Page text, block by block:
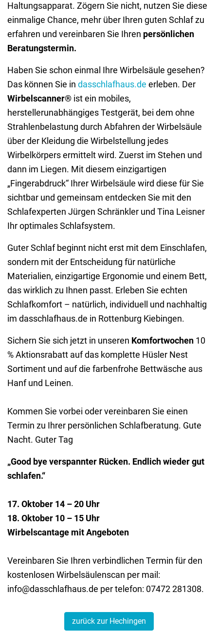
Haltungsapparat. Zögern Sie nicht, nutzen Sie diese
einmalige Chance, mehr über Ihren guten Schlaf zu
erfahren und vereinbaren Sie Ihren persönlichen
Beratungstermin.
Haben Sie schon einmal Ihre Wirbelsäule gesehen?
Das können Sie in dasschlafhaus.de erleben. Der
Wirbelscanner® ist ein mobiles,
herstellerunabhängiges Testgerät, bei dem ohne
Strahlenbelastung durch Abfahren der Wirbelsäule
über der Kleidung die Wirbelstellung jedes
Wirbelkörpers ermittelt wird. Zuerst im Stehen und
dann im Liegen. Mit diesem einzigartigen
„Fingerabdruck“ Ihrer Wirbelsäule wird diese für Sie
sichtbar und gemeinsam entdecken Sie mit den
Schlafexperten Jürgen Schränkler und Tina Leisner
Ihr optimales Schlafsystem.
Guter Schlaf beginnt nicht erst mit dem Einschlafen,
sondern mit der Entscheidung für natürliche
Materialien, einzigartige Ergonomie und einem Bett,
das wirklich zu Ihnen passt. Erleben Sie echten
Schlafkomfort – natürlich, individuell und nachhaltig
im dasschlafhaus.de in Rottenburg Kiebingen.
Sichern Sie sich jetzt in unseren Komfortwochen 10
% Aktionsrabatt auf das komplette Hüsler Nest
Sortiment und auf die farbenfrohe Bettwäsche aus
Hanf und Leinen.
Kommen Sie vorbei oder vereinbaren Sie einen
Termin zu Ihrer persönlichen Schlafberatung. Gute
Nacht. Guter Tag
„Good bye verspannter Rücken. Endlich wieder gut
schlafen.“
17. Oktober 14 – 20 Uhr
18. Oktober 10 – 15 Uhr
Wirbelscantage mit Angeboten
Vereinbaren Sie Ihren verbindlichen Termin für den
kostenlosen Wirbelsäulenscan per mail:
info@dasschlafhaus.de per telefon: 07472 281308.
zurück zur Hechingen